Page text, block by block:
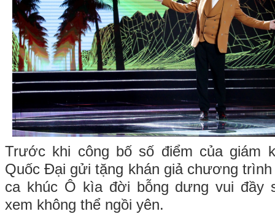
Trước khi công bố số điểm của giám
Quốc Đại gửi tặng khán giả chương
ca khúc Ô kìa đời bỗng dưng vui đầy
xem không thể ngồi yên.